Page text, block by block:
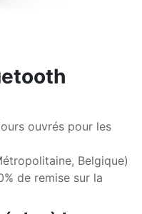
ouvrés pour les
Belgique)
de remise sur la